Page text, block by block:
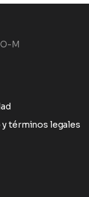
M
términos legales